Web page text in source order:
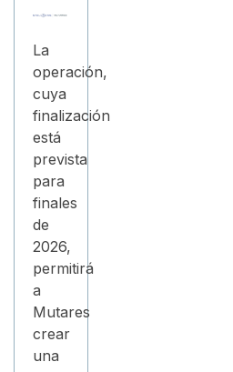
La
operación,
cuya
finalización
está
prevista
para
finales
de
2026,
permitirá
a
Mutares
crear
una